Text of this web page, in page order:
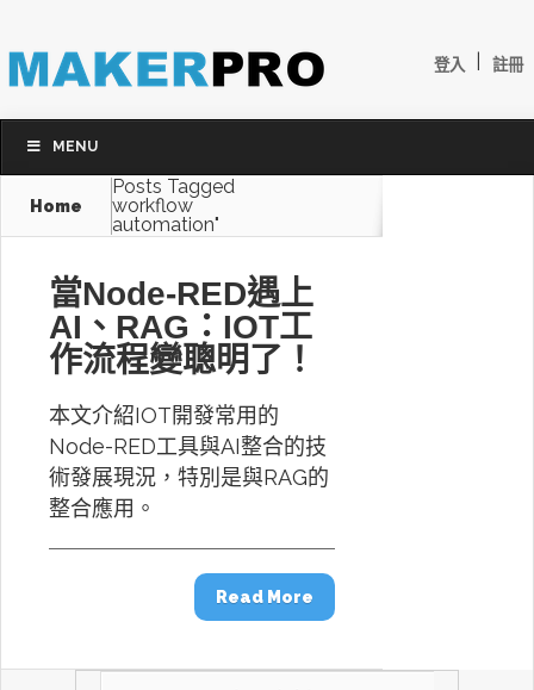
登入 註冊
MENU
Home
Posts Tagged
workflow
automation"
當Node-RED遇上
AI、RAG：IOT工
作流程變聰明了！
本文介紹IOT開發常用的
Node-RED工具與AI整合的技
術發展現況，特別是與RAG的
整合應用。
Read More